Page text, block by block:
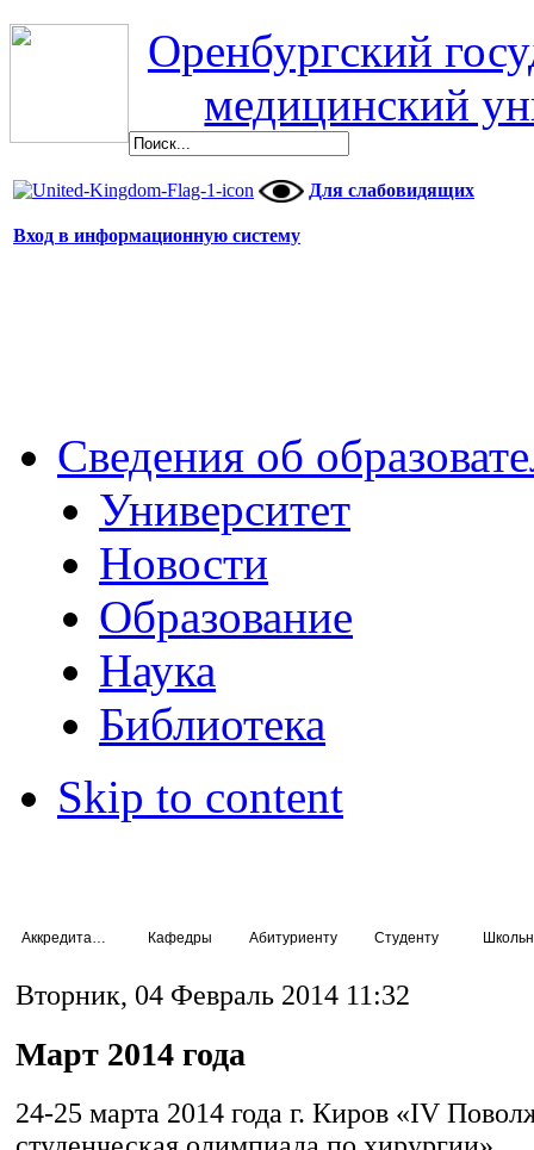
Оренбургский
медицинский
Для слабовидящих
Вход в информационную систему
Сведения об
Университет
Новости
Образование
Наука
Библиотека
Skip to content
Кафедры Абитуриенту Студенту
Вторник, 04 Февраль 2014 11:32
Март 2014 года
24-25 марта 2014 года г. Киров «IV